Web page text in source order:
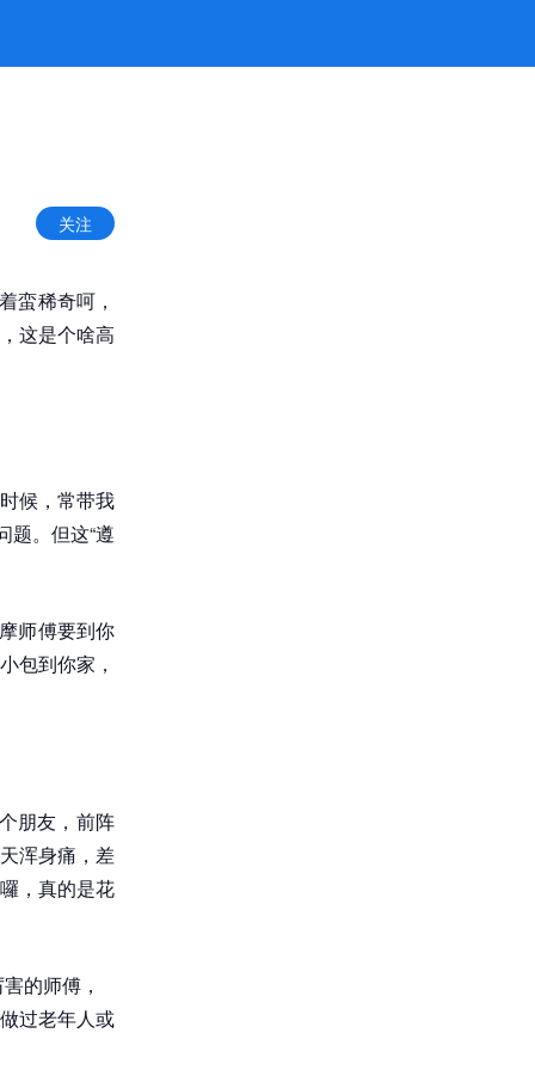
关注
蛮稀奇呵，
这是个啥高
候，常带我
题。但这“遵
师傅要到你
包到你家，
朋友，前阵
浑身痛，差
，真的是花
的师傅，
过老年人或